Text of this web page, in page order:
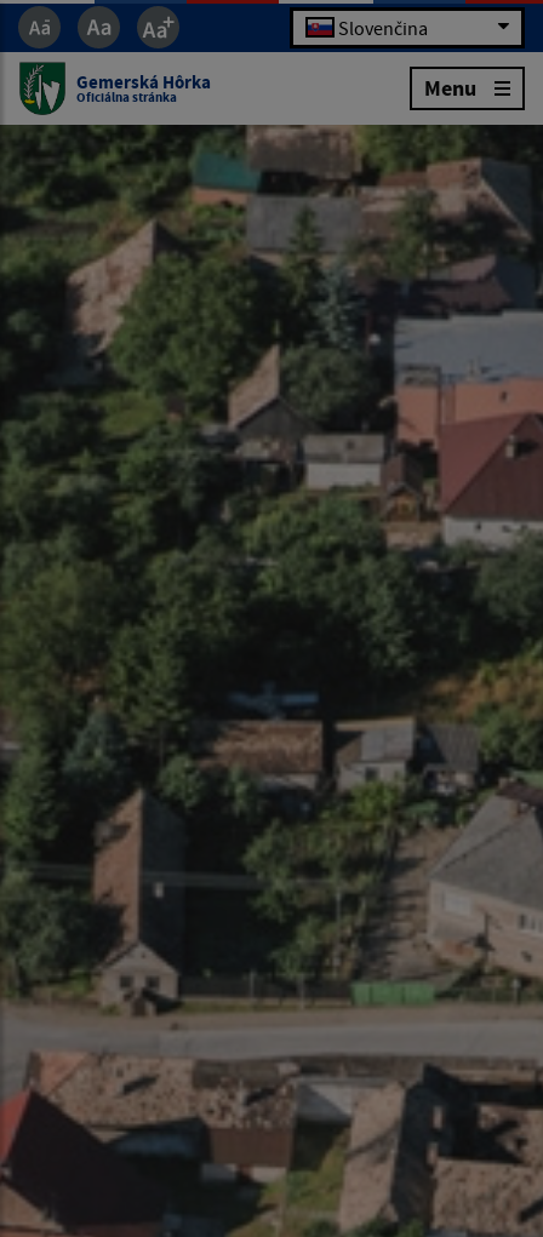
Slovenčina
Gemerská Hôrka
Oficiálna stránka Menu